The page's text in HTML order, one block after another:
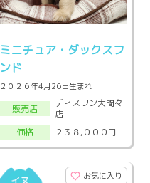
ミニチュア・ダックスフ
ンド
２０２６年4月26日生まれ
販売店
ディスワン大間々
店
価格
２３８,０００円
お気に入り